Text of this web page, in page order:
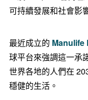
可持續發展和社會影
最近成立的
球平台來強調這一承
世界各地的人們在
穩健的生活。